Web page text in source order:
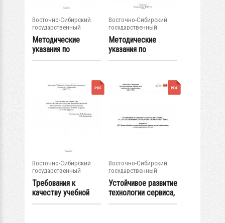
Восточно-Сибирский
государственный
университет...
Методические
указания по
выполнению
Восточно-Сибирский
государственный
университет...
Методические
указания по
выполнению
Восточно-Сибирский
государственный
университет...
Требования к
качеству учебной
документации....
Восточно-Сибирский
государственный
университет...
Устойчивое развитие
технологии сервиса,
услуг...